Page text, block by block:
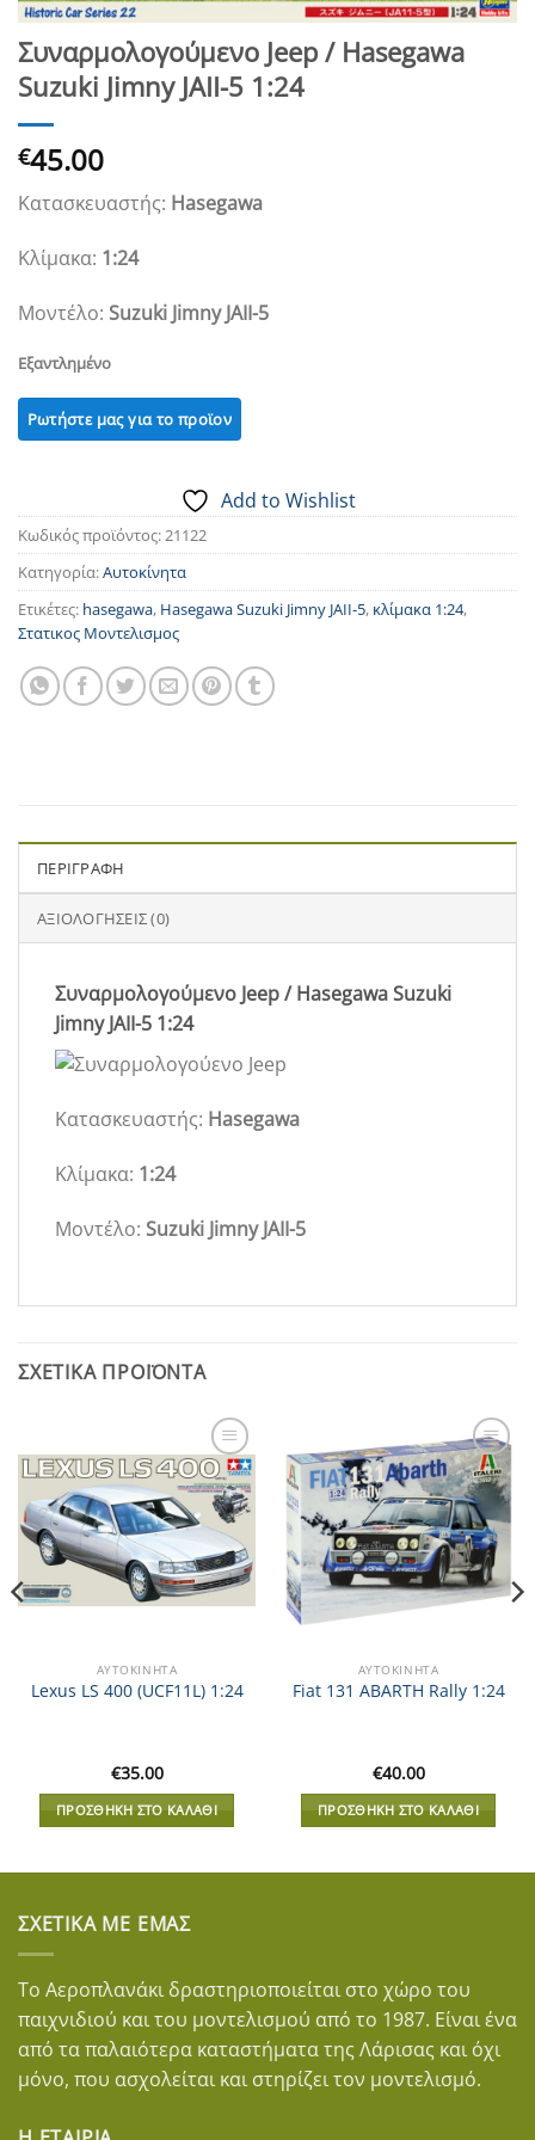
Συναρμολογούμενο Jeep / Hasegawa
Suzuki Jimny JAII-5 1:24
€45.00
Κατασκευαστής: Hasegawa
Κλίμακα: 1:24
Μοντέλο: Suzuki Jimny JAII-5
Εξαντλημένο
Add to Wishlist
Κωδικός προϊόντος:21122
Κατηγορία:Αυτοκίνητα
Ετικέτες: hasegawa, Hasegawa Suzuki Jimny JAII-5, κλίμακα 1:24,
Στατικος Μοντελισμος
ΠΕΡΙΓΡΑΦΉ
ΑΞΙΟΛΟΓΉΣΕΙΣ (0)
Συναρμολογούμενο Jeep / Hasegawa Suzuki
Jimny JAII-5 1:24
Κατασκευαστής: Hasegawa
Κλίμακα: 1:24
Μοντέλο: Suzuki Jimny JAII-5
ΣΧΕΤΙΚΆ ΠΡΟΪΌΝΤΑ
Add to
Wishlist
ΑΥΤΟΚΊΝΗΤΑ
Lexus LS 400 (UCF11L) 1:24
€35.00
ΠΡΟΣΘΉΚΗ ΣΤΟ ΚΑΛΆΘΙ
Add to
Wishlist
ΑΥΤΟΚΊΝΗΤΑ
Fiat 131 ABARTH Rally 1:24
€40.00
ΠΡΟΣΘΉΚΗ ΣΤΟ ΚΑΛΆΘΙ
ΣΧΕΤΙΚΆ ΜΕ ΕΜΆΣ
Το Αεροπλανάκι δραστηριοποιείται στο χώρο του
παιχνιδιού και του μοντελισμού από το 1987. Είναι ένα
από τα παλαιότερα καταστήματα της Λάρισας και όχι
μόνο, που ασχολείται και στηρίζει τον μοντελισμό.